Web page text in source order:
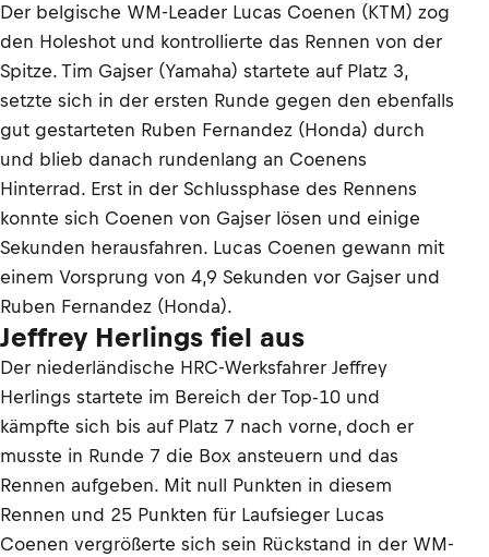
Der belgische WM-Leader Lucas Coenen (KTM) zog
den Holeshot und kontrollierte das Rennen von der
Spitze. Tim Gajser (Yamaha) startete auf Platz 3,
setzte sich in der ersten Runde gegen den ebenfalls
gut gestarteten Ruben Fernandez (Honda) durch
und blieb danach rundenlang an Coenens
Hinterrad. Erst in der Schlussphase des Rennens
konnte sich Coenen von Gajser lösen und einige
Sekunden herausfahren. Lucas Coenen gewann mit
einem Vorsprung von 4,9 Sekunden vor Gajser und
Ruben Fernandez (Honda).
Jeffrey Herlings fiel aus
Der niederländische HRC-Werksfahrer Jeffrey
Herlings startete im Bereich der Top-10 und
kämpfte sich bis auf Platz 7 nach vorne, doch er
musste in Runde 7 die Box ansteuern und das
Rennen aufgeben. Mit null Punkten in diesem
Rennen und 25 Punkten für Laufsieger Lucas
Coenen vergrößerte sich sein Rückstand in der WM-